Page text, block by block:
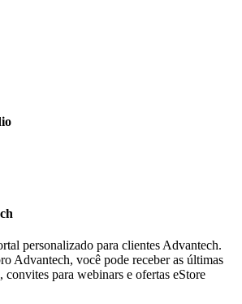
personalizado para clientes Advantech.
Advantech, você pode receber as últimas
convites para webinars e ofertas eStore